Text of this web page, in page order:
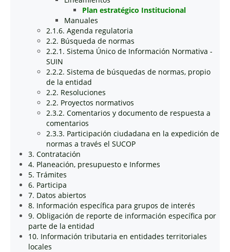
Plan estratégico Institucional
Manuales
2.1.6. Agenda regulatoria
2.2. Búsqueda de normas
2.2.1. Sistema Único de Información Normativa -
SUIN
2.2.2. Sistema de búsquedas de normas, propio
de la entidad
2.2. Resoluciones
2.2. Proyectos normativos
2.3.2. Comentarios y documento de respuesta a
comentarios
2.3.3. Participación ciudadana en la expedición de
normas a través el SUCOP
3. Contratación
4. Planeación, presupuesto e Informes
5. Trámites
6. Participa
7. Datos abiertos
8. Información específica para grupos de interés
9. Obligación de reporte de información específica por
parte de la entidad
10. Información tributaria en entidades territoriales
locales